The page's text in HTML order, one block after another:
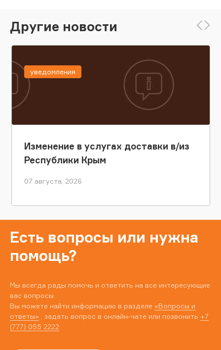
Другие новости
Изменение в услугах доставки в/из
Республики Крым
07 августа, 2026
уведомления
Есть вопросы или нужна
помощь?
Мы всегда рады помочь и ответить на все интересующие
вас вопросы.
Вы можете найти информацию в разделе «Вопросы и
ответы» , задать вопрос в онлайн-чате или позвонить +7
(777) 055 2222